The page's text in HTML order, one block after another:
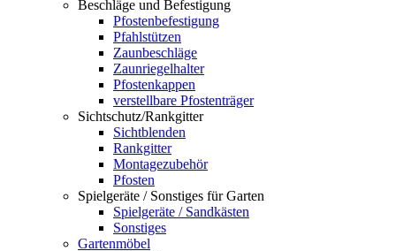
Beschläge und Befestigung
Pfostenbefestigung
Pfahlstützen
Zaunbeschläge
Zaunriegelhalter
Pfostenkappen
verstellbare Pfostenträger
Sichtschutz/Rankgitter
Sichtblenden
Rankgitter
Montagezubehör
Pfosten
Spielgeräte / Sonstiges für Garten
Spielgeräte / Sandkästen
Sonstiges
Gartenmöbel